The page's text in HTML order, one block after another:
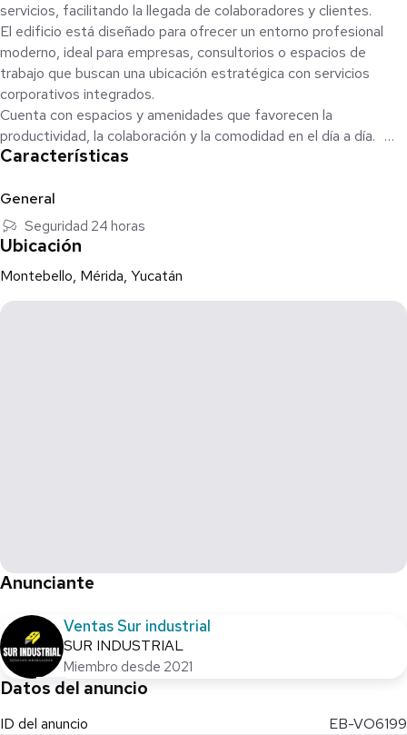
servicios, facilitando la llegada de colaboradores y clientes.
El edificio está diseñado para ofrecer un entorno profesional
moderno, ideal para empresas, consultorios o espacios de
trabajo que buscan una ubicación estratégica con servicios
corporativos integrados.
Cuenta con espacios y amenidades que favorecen la
productividad, la colaboración y la comodidad en el día a día.
Características:
* Ubicada en piso 10
* 1 cajón de estacionamiento
* Ductería para instalaciones eléctricas (no incluye cableado)
* Entrega en obra gris
Amenidades del edificio:
*Consulta disponibilidad*
*Cambio de precio sin previo aviso*
Características
General
Seguridad 24 horas
Ubicación
Montebello, Mérida, Yucatán
Anunciante
Ventas Sur industrial
SUR INDUSTRIAL
Miembro desde 2021
Datos del anuncio
ID del anuncio
EB-VO6199